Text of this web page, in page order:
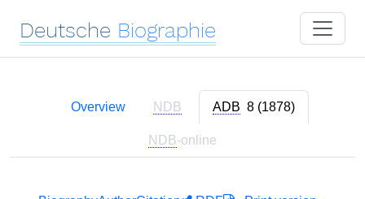
Deutsche Biographie
Overview NDB ADB 8 (1878)
NDB-online